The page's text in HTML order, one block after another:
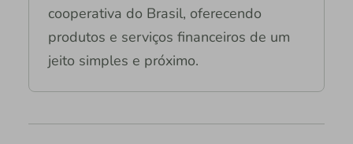
cooperativa do Brasil, oferecendo
produtos e serviços financeiros de um
jeito simples e próximo.